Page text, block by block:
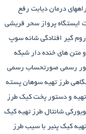
راههای درمان دیابت رفع
ایستگاه پرواز سحر قریشی
گیر افتادگی شانه سوپ
متن های خنده دار شبکه
رسمی صورتحساب رسمی
طرز تهیه سوهان پسته
و دستور پخت کیک طرز
شانتال طرز تهیه کیک
کیک پنیر با سیب طرز